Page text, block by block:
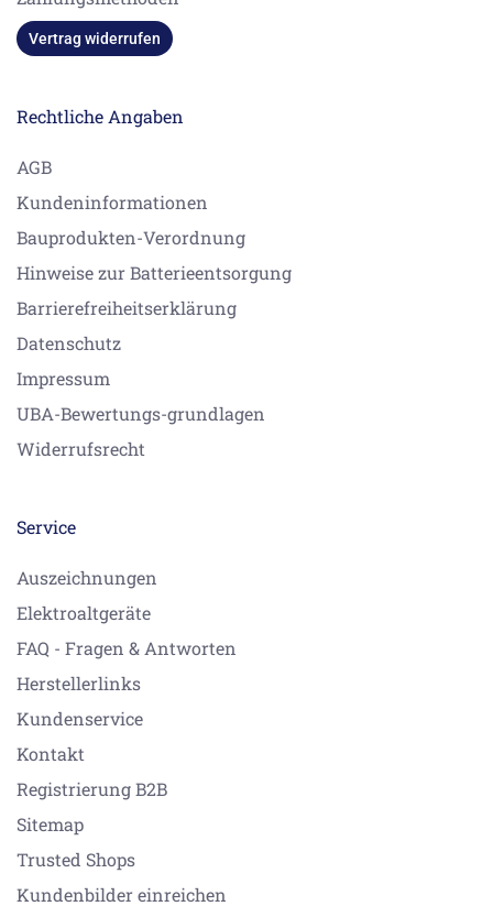
Vertrag widerrufen
Rechtliche Angaben
AGB
Kundeninformationen
Bauprodukten-Verordnung
Hinweise zur Batterieentsorgung
Barrierefreiheitserklärung
Datenschutz
Impressum
UBA-Bewertungs-grundlagen
Widerrufsrecht
Service
Auszeichnungen
Elektroaltgeräte
FAQ - Fragen & Antworten
Herstellerlinks
Kundenservice
Kontakt
Registrierung B2B
Sitemap
Trusted Shops
Kundenbilder einreichen